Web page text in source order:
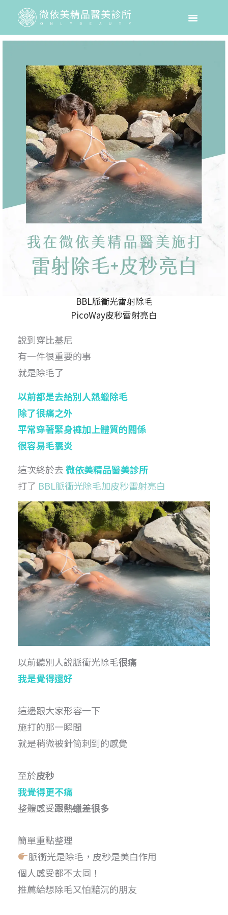
BBL脈衝光雷射除毛
PicoWay皮秒雷射亮白
說到穿比基尼
有一件很重要的事
就是除毛了
以前都是去給別人熱蠟除毛
除了很痛之外
平常穿著緊身褲加上體質的關係
很容易毛囊炎
這次終於去微依美精品醫美診所
打了 BBL脈衝光除毛加皮秒雷射亮白
以前聽別人說脈衝光除毛很痛
我是覺得還好
這邊跟大家形容一下
施打的那一瞬間
就是稍微被針筒刺到的感覺
至於皮秒
我覺得更不痛
整體感受跟熱蠟差很多
簡單重點整理
脈衝光是除毛，皮秒是美白作用
個人感受都不太同！
推薦給想除毛又怕黯沉的朋友